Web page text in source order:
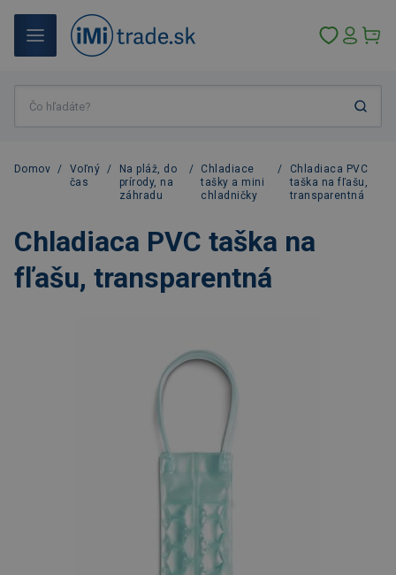
Domov /
Voľný
čas
/
Na pláž, do
prírody, na
záhradu
/
Chladiace
tašky a mini
chladničky
/
Chladiaca PVC
taška na fľašu,
transparentná
Chladiaca PVC taška na
fľašu, transparentná